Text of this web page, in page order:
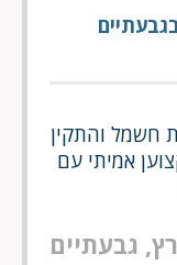
חשמל והתקין
אמיתי עם
גבעתיים